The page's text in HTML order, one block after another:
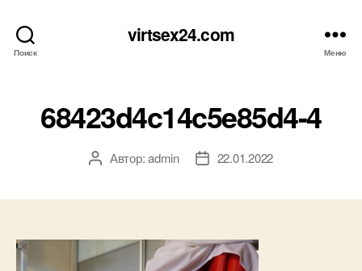
Поиск
virtsex24.com
Меню
68423d4c14c5e85d4-4
АвторАвтор:admin
Дата22.01.2022